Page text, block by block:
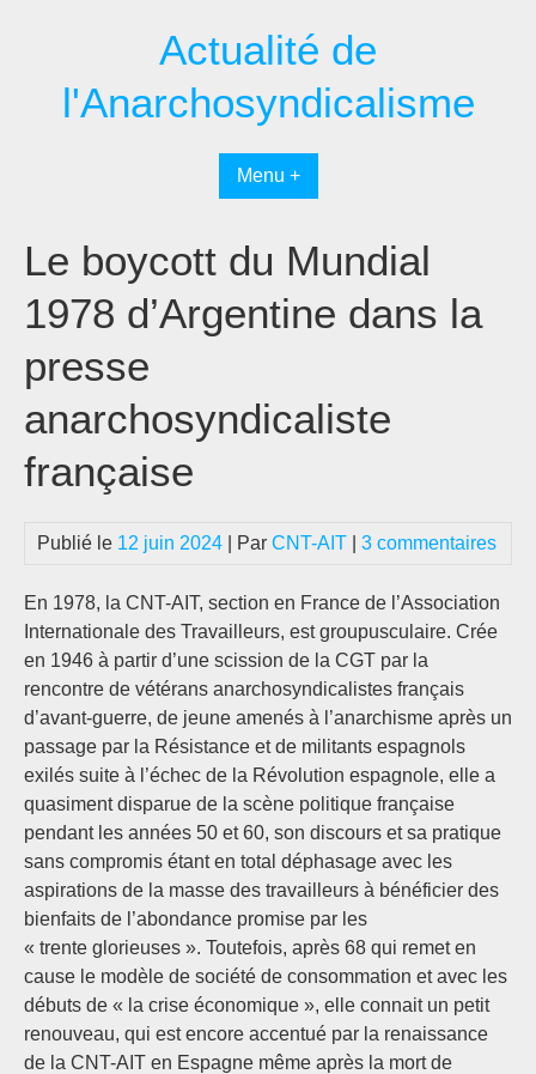
Actualité de
l'Anarchosyndicalisme
Menu +
Le boycott du Mundial
1978 d’Argentine dans la
presse
anarchosyndicaliste
française
Publié le 12 juin 2024 | Par CNT-AIT 3 commentaires
En 1978, la CNT-AIT, section en France de l’Association
Internationale des Travailleurs, est groupusculaire. Crée
en 1946 à partir d’une scission de la CGT par la
rencontre de vétérans anarchosyndicalistes français
d’avant-guerre, de jeune amenés à l’anarchisme après un
passage par la Résistance et de militants espagnols
exilés suite à l’échec de la Révolution espagnole, elle a
quasiment disparue de la scène politique française
pendant les années 50 et 60, son discours et sa pratique
sans compromis étant en total déphasage avec les
aspirations de la masse des travailleurs à bénéficier des
bienfaits de l’abondance promise par les
« trente glorieuses ». Toutefois, après 68 qui remet en
cause le modèle de société de consommation et avec les
débuts de « la crise économique », elle connait un petit
renouveau, qui est encore accentué par la renaissance
de la CNT-AIT en Espagne même après la mort de